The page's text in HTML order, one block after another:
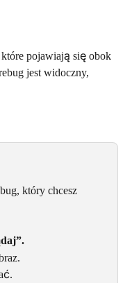
pojawiają się obok
jest widoczny,
który chcesz